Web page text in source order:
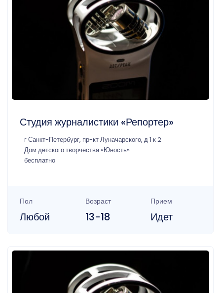
Студия журналистики «Репортер»
г Санкт-Петербург, пр-кт Луначарского, д 1 к 2
Дом детского творчества «Юность»
бесплатно
Пол
Любой
Возраст
13-18
Прием
Идет